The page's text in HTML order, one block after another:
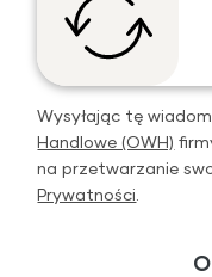
Wysyłając tę
Handlowe (OWH)
na przetwarzanie
Prywatności